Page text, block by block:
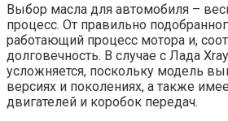
Выбор масла для автомобиля –
процесс. От правильно
работающий процесс мотора и,
долговечность. В случае с Лада
усложняется, поскольку модель
версиях и поколениях, а также
двигателей и коробок передач.